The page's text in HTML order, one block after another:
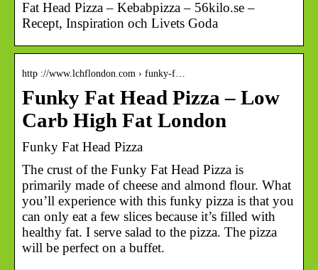
Fat Head Pizza – Kebabpizza – 56kilo.se –
Recept, Inspiration och Livets Goda
http ://www.lchflondon.com › funky-f…
Funky Fat Head Pizza – Low
Carb High Fat London
Funky Fat Head Pizza
The crust of the Funky Fat Head Pizza is
primarily made of cheese and almond flour. What
you’ll experience with this funky pizza is that you
can only eat a few slices because it’s filled with
healthy fat. I serve salad to the pizza. The pizza
will be perfect on a buffet.